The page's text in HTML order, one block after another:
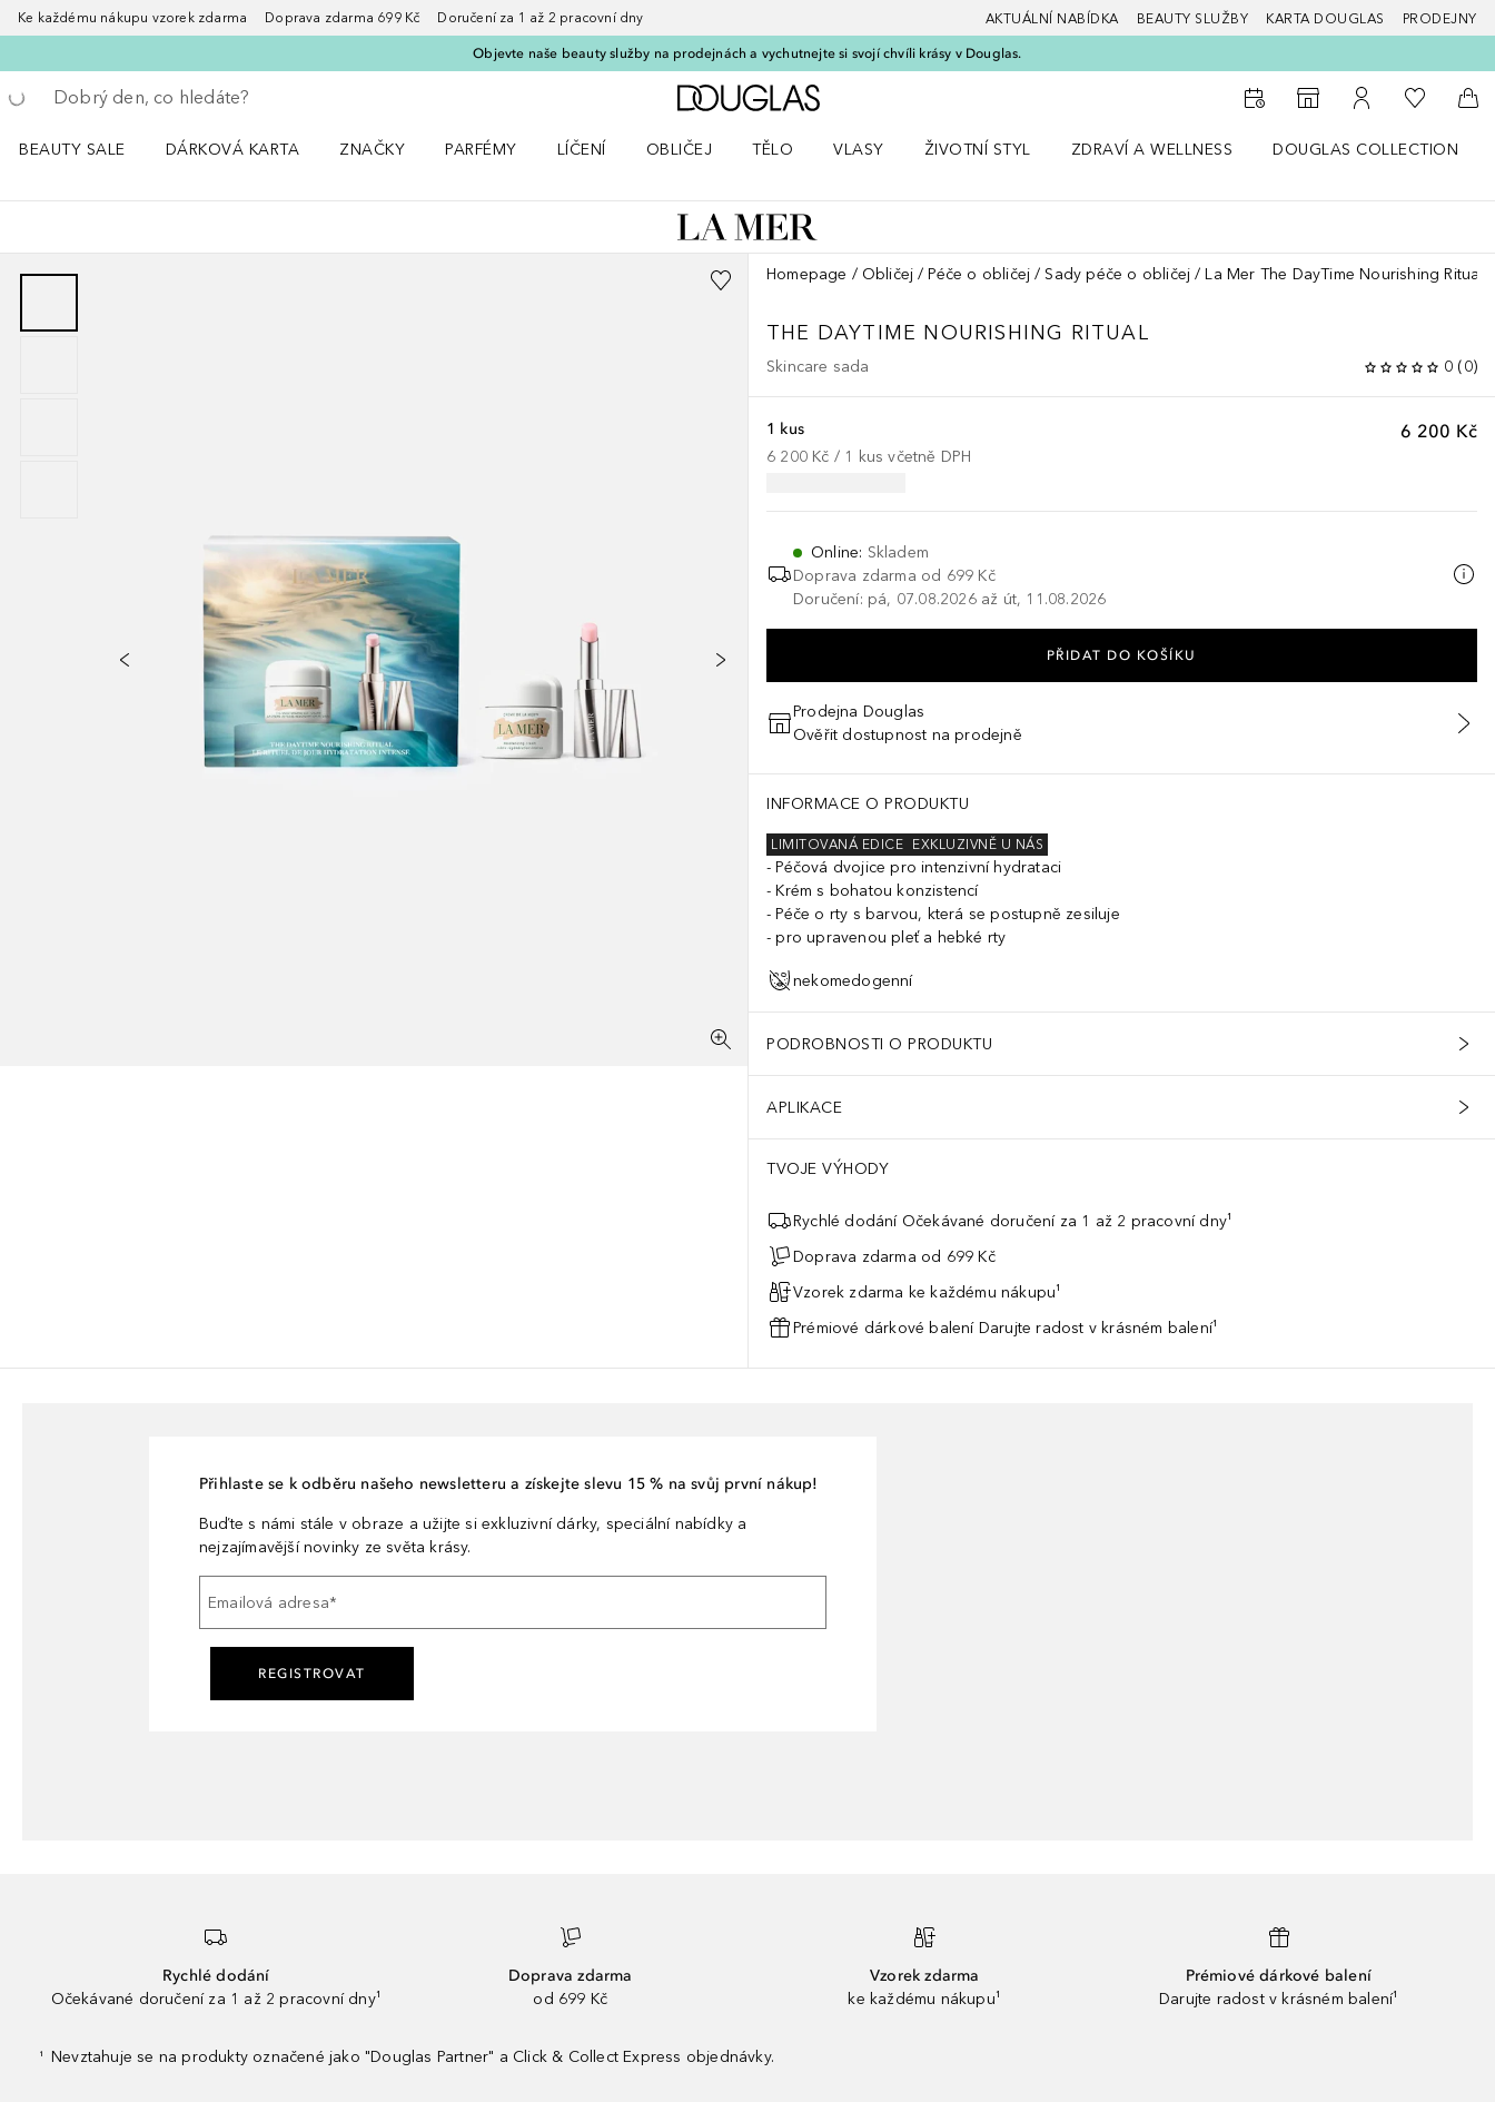
Ke každému nákupu vzorek zdarma Doprava zdarma 699 Kč Doručení za 1 až 2 pracovní dny AKTUÁLNÍ NABÍDKA BEAUTY SLUŽBY KARTA DOUGLAS PRODEJNY
Objevte naše beauty služby na prodejnách a vychutnejte si svojí chvíli krásy v Douglas.
Vraťte se
Proveďte vyhledávání
Domů
K vyhledávači prodejen
K mému účtu
K mému
Do
BEAUTY SALE
DÁRKOVÁ KARTA
ZNAČKY
PARFÉMY
LÍČENÍ
OBLIČEJ
TĚLO
VLASY
ŽIVOTNÍ STYL
ZDRAVÍ A WELLNESS
DOUGLAS COLLECTION
Homepage Obličej Péče o obličej Sady péče o obličej La Mer The DayTime Nourishing Ritual
THE DAYTIME NOURISHING RITUAL
Skincare sada 0 (0)
6 200 Kč
1 kus
6 200 Kč / 1 kus včetně DPH
Online: Skladem
Doprava zdarma od 699 Kč
Doručení: pá, 07.08.2026 až út, 11.08.2026
PŘIDAT DO KOŠÍKU
Prodejna Douglas
Ověřit dostupnost na prodejně
INFORMACE O PRODUKTU
EXKLUZIVNĚ U NÁS
LIMITOVANÁ EDICE
Péčová dvojice pro intenzivní hydrataci
Krém s bohatou konzistencí
Péče o rty s barvou, která se postupně zesiluje
pro upravenou pleť a hebké rty
nekomedogenní
PODROBNOSTI O PRODUKTU
APLIKACE
TVOJE VÝHODY
Rychlé dodání Očekávané doručení za 1 až 2 pracovní dny¹
Doprava zdarma od 699 Kč
Vzorek zdarma ke každému nákupu¹
Prémiové dárkové balení Darujte radost v krásném balení¹
Přihlaste se k odběru našeho newsletteru a získejte slevu 15 % na svůj první nákup!
Buďte s námi stále v obraze a užijte si exkluzivní dárky, speciální nabídky a
nejzajímavější novinky ze světa krásy.
Emailová adresa*
REGISTROVAT
Rychlé dodání
Očekávané doručení za 1 až 2 pracovní dny¹
Doprava zdarma
od 699 Kč
Vzorek zdarma
ke každému nákupu¹
Prémiové dárkové balení
Darujte radost v krásném balení¹
¹ Nevztahuje se na produkty označené jako "Douglas Partner" a Click & Collect Express objednávky.